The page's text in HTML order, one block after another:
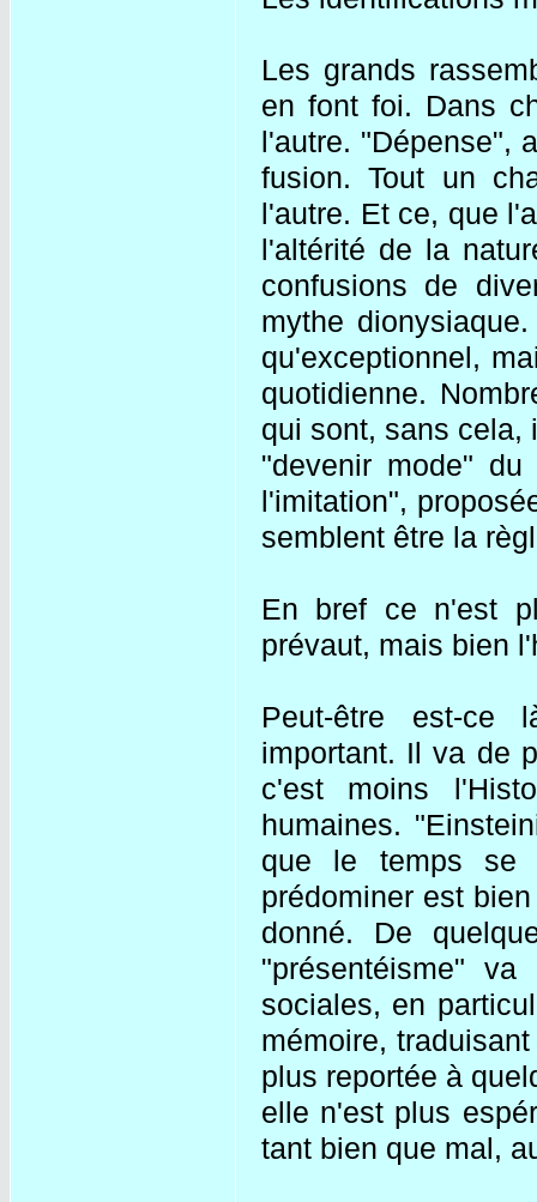
Les grands
en font foi. Dans
l'autre. "Dépense",
fusion. Tout un
l'autre. Et ce, que
l'altérité de la
confusions de
mythe
qu'exceptionnel,
quotidienne.
qui sont, sans cela,
"devenir mode"
l'imitation",
semblent être la
En bref ce n'est
prévaut, mais bien
Peut-être est-ce
important. Il va de
c'est moins
humaines.
que le temps se
prédominer est
donné. De
"présentéisme"
sociales, en
mémoire,
plus reportée à
elle n'est plus
tant bien que mal,